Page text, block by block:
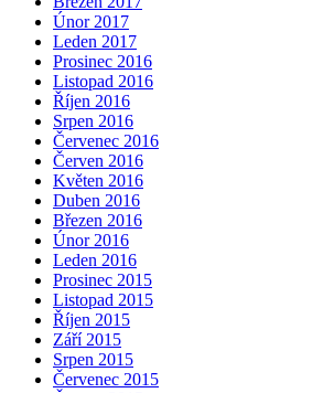
Únor 2017
Leden 2017
Prosinec 2016
Listopad 2016
Říjen 2016
Srpen 2016
Červenec 2016
Červen 2016
Květen 2016
Duben 2016
Březen 2016
Únor 2016
Leden 2016
Prosinec 2015
Listopad 2015
Říjen 2015
Září 2015
Srpen 2015
Červenec 2015